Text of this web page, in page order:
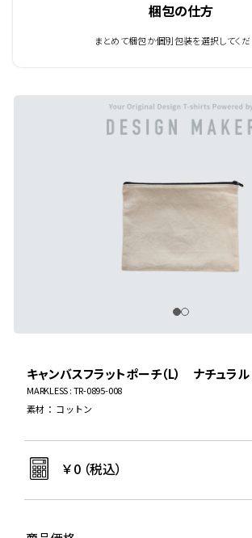
梱包の仕方
まとめて梱包か個別包装を選択してく
キャンバスフラットポーチ（L） ナチュラル
MARKLESS : TR-0895-008
素材 ： コットン
￥0（税込）